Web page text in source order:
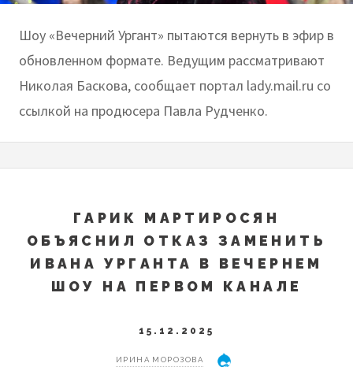
Шоу «Вечерний Ургант» пытаются вернуть в эфир в
обновленном формате. Ведущим рассматривают
Николая Баскова, сообщает портал lady.mail.ru со
ссылкой на продюсера Павла Рудченко.
ГАРИК МАРТИРОСЯН
ОБЪЯСНИЛ ОТКАЗ ЗАМЕНИТЬ
ИВАНА УРГАНТА В ВЕЧЕРНЕМ
ШОУ НА ПЕРВОМ КАНАЛЕ
15.12.2025
ИРИНА МОРОЗОВА